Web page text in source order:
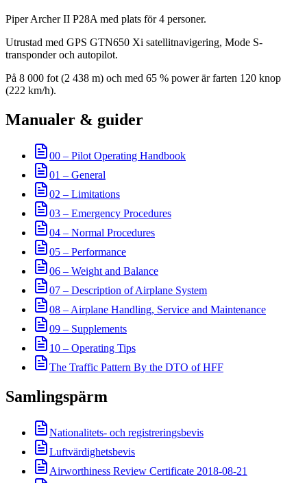
Piper Archer II P28A med plats för 4 personer.
Utrustad med GPS GTN650 Xi satellitnavigering, Mode S-
transponder och autopilot.
På 8 000 fot (2 438 m) och med 65 % power är farten 120 knop
(222 km/h).
Manualer & guider
00 – Pilot Operating Handbook
01 – General
02 – Limitations
03 – Emergency Procedures
04 – Normal Procedures
05 – Performance
06 – Weight and Balance
07 – Description of Airplane System
08 – Airplane Handling, Service and Maintenance
09 – Supplements
10 – Operating Tips
The Traffic Pattern By the DTO of HFF
Samlingspärm
Nationalitets- och registreringsbevis
Luftvärdighetsbevis
Airworthiness Review Certificate 2018-08-21